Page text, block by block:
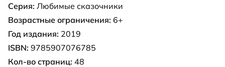
Серия: Любимые сказочники
Возрастные ограничения: 6+
Год издания: 2019
ISBN: 9785907076785
Кол-во страниц: 48